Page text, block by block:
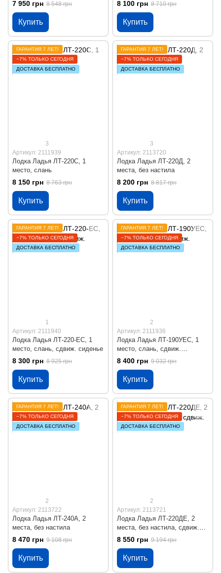
7 950 грн 8 548 грн
Купить
8 100 грн 8 710 грн
Купить
ГАРАНТИЯ 7 ЛЕТ!
−7% ТОЛЬКО СЕГОДНЯ
ДОСТАВКА БЕСПЛАТНО
3
Артикул: 2111939
Лодка Ладья ЛТ-220С, 1
место, слань
8 150 грн 8 763 грн
Купить
ГАРАНТИЯ 7 ЛЕТ!
−7% ТОЛЬКО СЕГОДНЯ
ДОСТАВКА БЕСПЛАТНО
3
Артикул: 2113720
Лодка Ладья ЛТ-220Д, 2
места, без настила
8 200 грн 8 817 грн
Купить
ГАРАНТИЯ 7 ЛЕТ!
−7% ТОЛЬКО СЕГОДНЯ
ДОСТАВКА БЕСПЛАТНО
1
Артикул: 2111940
Лодка Ладья ЛТ-220-ЕС, 1
место, слань, сдвиж. сиденье
8 300 грн 8 925 грн
Купить
ГАРАНТИЯ 7 ЛЕТ!
−7% ТОЛЬКО СЕГОДНЯ
ДОСТАВКА БЕСПЛАТНО
2
Артикул: 2111936
Лодка Ладья ЛТ-190УЕС, 1
место, слань, сдвиж.
сиденье, весла
8 400 грн 9 032 грн
Купить
ГАРАНТИЯ 7 ЛЕТ!
−7% ТОЛЬКО СЕГОДНЯ
ДОСТАВКА БЕСПЛАТНО
2
Артикул: 2113722
Лодка Ладья ЛТ-240А, 2
места, без настила
8 470 грн 9 108 грн
Купить
ГАРАНТИЯ 7 ЛЕТ!
−7% ТОЛЬКО СЕГОДНЯ
ДОСТАВКА БЕСПЛАТНО
2
Артикул: 2113721
Лодка Ладья ЛТ-220ДЕ, 2
места, без настила, сдвиж.
сиденье
8 550 грн 9 194 грн
Купить